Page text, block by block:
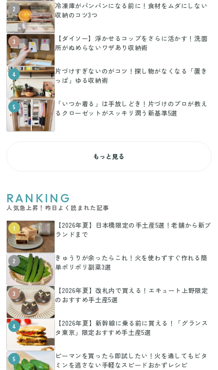
2
冷凍庫がパンパンになる前に！食材をムダにしない
収納のコツ3つ
3
【ダイソー】浮かせるコップをさらに活かす！洗面
所がぬめらないワザあり収納術
4
片づけすぎないのがコツ！探し物がなくなる「置き
っぱ」ゆる収納術
5
「いつか着る」は手放しどき！片づけのプロが教え
るクローゼットがスッキリ潤う新基準5選
もっと見る
RANKING
人気急上昇！昨日よく読まれた記事
1
【2026年夏】日本橋限定の手土産5選！老舗から新ブ
ランドまで
2
きゅうりが余ったらこれ！火を使わずすぐ作れる簡
単ポリポリ副菜3選
3
【2026年夏】改札内で買える！エキュート上野限定
のおすすめ手土産5選
4
【2026年夏】新幹線に乗る前に買える！「グランス
タ東京」限定おすすめ手土産5選
5
ピーマンを買ったら即試したい！火を通してもビタ
ミンを逃さない手軽なスピードおかずレシピ